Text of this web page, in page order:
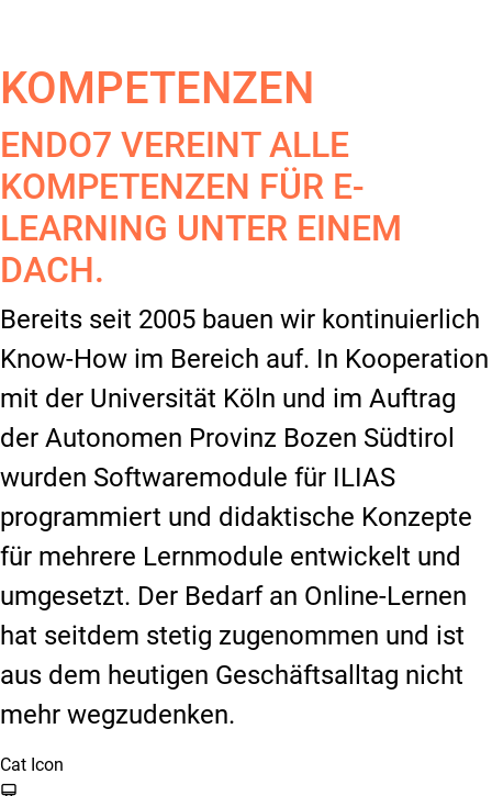
KOMPETENZEN
ENDO7 VEREINT ALLE
KOMPETENZEN FÜR E-
LEARNING UNTER EINEM
DACH.
Bereits seit 2005 bauen wir kontinuierlich
Know-How im Bereich auf. In Kooperation
mit der Universität Köln und im Auftrag
der Autonomen Provinz Bozen Südtirol
wurden Softwaremodule für ILIAS
programmiert und didaktische Konzepte
für mehrere Lernmodule entwickelt und
umgesetzt. Der Bedarf an Online-Lernen
hat seitdem stetig zugenommen und ist
aus dem heutigen Geschäftsalltag nicht
mehr wegzudenken.
Cat Icon